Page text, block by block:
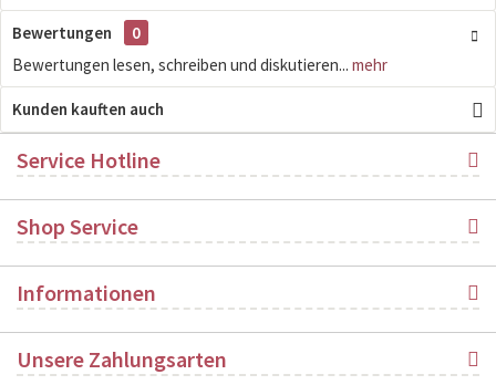
Bewertungen
0
Bewertungen lesen, schreiben und diskutieren... mehr
Kunden kauften auch
Service Hotline
Shop Service
Informationen
Unsere Zahlungsarten